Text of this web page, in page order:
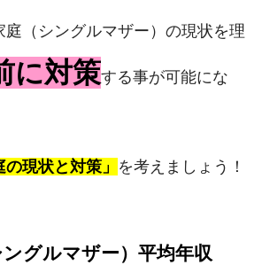
庭（シングルマザー）の現状を理
に対策する事が可能にな
の現状と対策」 を考えましょう！
グルマザー）平均年収